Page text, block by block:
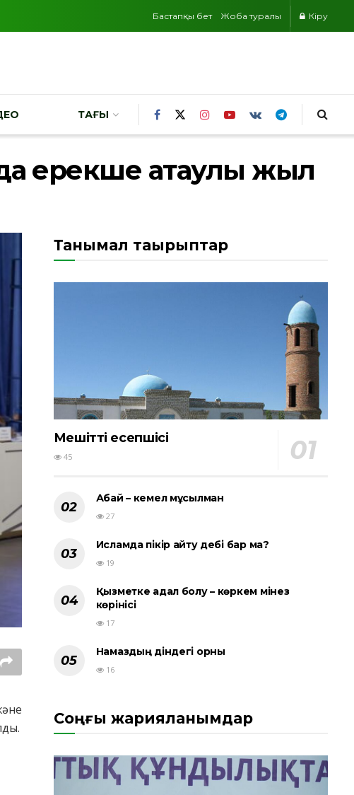
Бастапқы бет Жоба туралы Кіру
ТАҒЫ
ерекше атаулы жыл
Танымал тақырыптар
Мешіттің есепшісі
45
Абай – кемел мұсылман
27
Исламда пікір айту әдебі бар ма?
19
Қызметке адал болу – көркем мінез
көрінісі
17
Намаздың діндегі орны
16
Соңғы жарияланымдар